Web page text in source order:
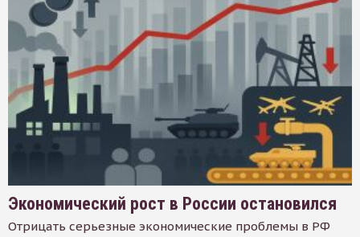
Экономический рост в России остановился
Отрицать серьезные экономические проблемы в РФ